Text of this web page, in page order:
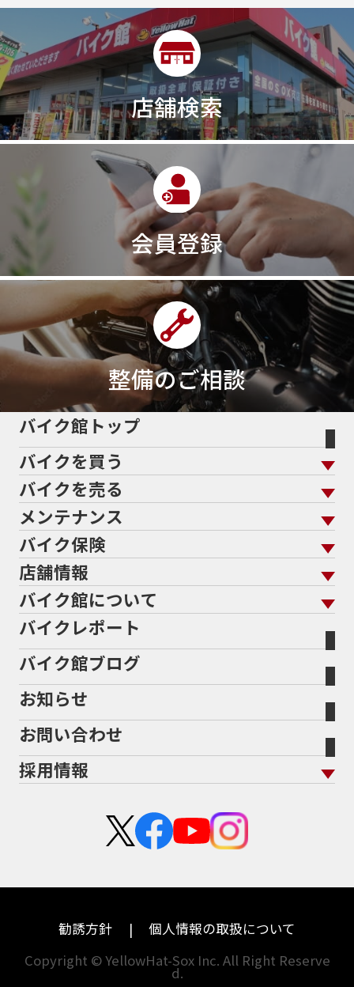
2年保証付き2月29日まで2本2気筒
2気筒エンジン2級ボイラー技士2輪
300㎞/ｈ30th
30th Anniversary
30th記念モデル30万以下30周年
30周年記念モデル313cc320台限定
320ｃｃ350cc35ps390390ADVENTURE
390DUKE390アドベンチャー
3気筒エンジン
3気筒クロスプレーン3点パニア
3輪スポーツバイク400400X ABS400cc
400ccアメリカン400アメリカン
400ｃｃスポーツ400ｃｃモタード
43馬力464848ps4D94V 4ストローク
4ミニ4月4気筒5/31 5000円 500cc
50cc
50cc新車50cc限定50th Anniversary
50thAnniversary50th記念モデル50周年
50周年記念モデル5600シリーズ
5インチカラーTFT液晶5バルブ5月600cc
60Thモデル 60th
61馬力636cc
689cc690SMCR
701エンデューロ72PS750750cc75th
765773cc800cc80s80万以下
80万以下大型80万円以下82185馬力883
883R890DUKE899 Panigale8月8月11日
8耐8耐見に行きたい
946ml950S950cc
ADDRESSADDRESS 110ADVADV150
ADV160AEROX
AEROX155 ABS
ANNIVERSARYAPEAPE 100 DXAPEX
ARMORED CORE2
Address125
BALIUSⅡBANDIT
BANDIT 1250FBANDIT 1250S
BANDIT1250FBANDIT1250SBBQ
BEETフルエキ
BEETマフラー
BLACKLIMITEDBMW
店舗検索
会員登録
整備のご相談
バイク館トップ
バイクを買う
バイクを買う トップ
バイクを探す
メーカーから探す
色から探す
スタイルから探す
排気量から探す
地域から探す
走行距離から探す
中古車から探す
バイクを売る
バイクを売る トップ
バイク館買取の強み
バイクを高く売るコツ
バイク買取の流れ
全国展開の強み
よくあるご質問
バイク買取強化車両
メーカー別買取相場・
ヤマハ
ホンダ
スズキ
ハーレーダビッドソン
ドゥカティ
トライアンフ
アプリリア
KTM
モトグッツイ
MVアグスタ
他海外ﾒｰｶｰ
メンテナンス
メンテナンス トップ
バイク点検
バイク車検
Bikeep
プロテクションフィルム
バイク保険
バイク保険 トップ
自賠責保険
任意保険
バイク保険無料見積り（現在未加入の方）
バイク保険無料見積り（他社でご加入の方）
盗難保険
店舗情報
店舗情報 トップ
北海道
宮城
福島
茨城
栃木
兵庫
バイク館について
バイク館について トップ
バイク館が選ばれる理由
会社概要
沿革
二輪公正取引協議会加盟店
バイクレポート
バイク館ブログ
お知らせ
お問い合わせ
採用情報
中途採用・アルバイト
勧誘方針
個人情報の取扱について
Copyright © YellowHat-Sox Inc. All Right Reserve
d.